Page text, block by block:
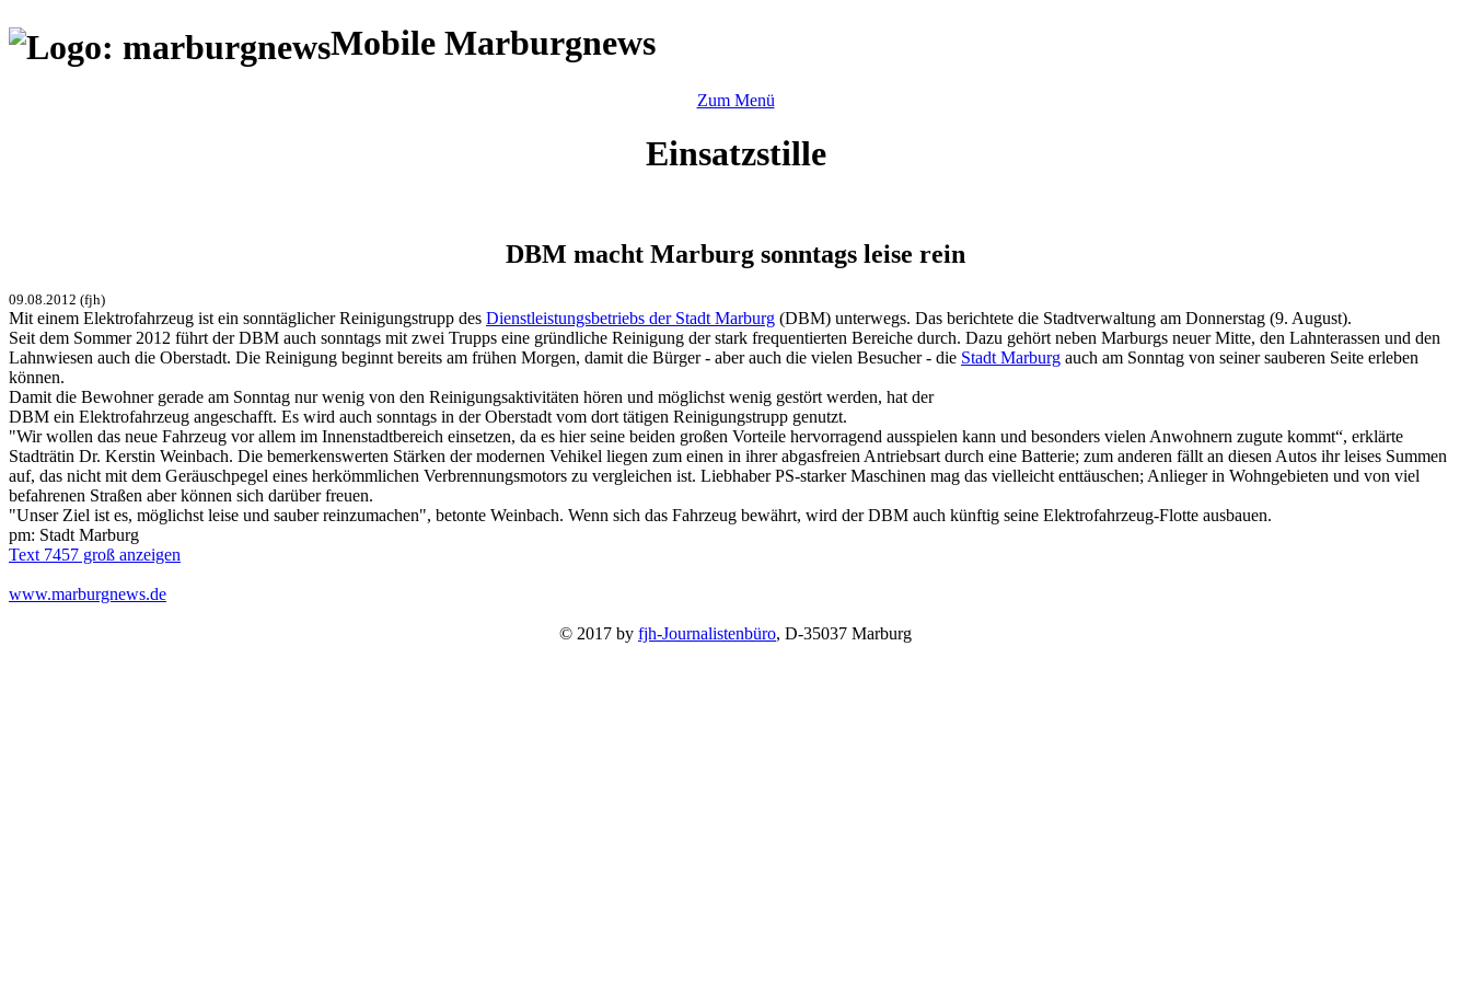
Mobile Marburgnews
Zum Menü
Einsatzstille
DBM macht Marburg sonntags leise rein
09.08.2012 (fjh)
Mit einem Elektrofahrzeug ist ein sonntäglicher Reinigungstrupp des Dienstleistungsbetriebs der Stadt Marburg (DBM) unterwegs. Das berichtete die Stadtverwaltung am Donnerstag (9. August).
Seit dem Sommer 2012 führt der DBM auch sonntags mit zwei Trupps eine gründliche Reinigung der stark frequentierten Bereiche durch. Dazu gehört neben Marburgs neuer Mitte, den Lahnterassen und den
Lahnwiesen auch die Oberstadt. Die Reinigung beginnt bereits am frühen Morgen, damit die Bürger - aber auch die vielen Besucher - die Stadt Marburg auch am Sonntag von seiner sauberen Seite erleben
können.
Damit die Bewohner gerade am Sonntag nur wenig von den Reinigungsaktivitäten hören und möglichst wenig gestört werden, hat der
DBM ein Elektrofahrzeug angeschafft. Es wird auch sonntags in der Oberstadt vom dort tätigen Reinigungstrupp genutzt.
"Wir wollen das neue Fahrzeug vor allem im Innenstadtbereich einsetzen, da es hier seine beiden großen Vorteile hervorragend ausspielen kann und besonders vielen Anwohnern zugute kommt“, erklärte
Stadträtin Dr. Kerstin Weinbach. Die bemerkenswerten Stärken der modernen Vehikel liegen zum einen in ihrer abgasfreien Antriebsart durch eine Batterie; zum anderen fällt an diesen Autos ihr leises Summen
auf, das nicht mit dem Geräuschpegel eines herkömmlichen Verbrennungsmotors zu vergleichen ist. Liebhaber PS-starker Maschinen mag das vielleicht enttäuschen; Anlieger in Wohngebieten und von viel
befahrenen Straßen aber können sich darüber freuen.
"Unser Ziel ist es, möglichst leise und sauber reinzumachen", betonte Weinbach. Wenn sich das Fahrzeug bewährt, wird der DBM auch künftig seine Elektrofahrzeug-Flotte ausbauen.
pm: Stadt Marburg
Text 7457 groß anzeigen
www.marburgnews.de
© 2017 by fjh-Journalistenbüro, D-35037 Marburg